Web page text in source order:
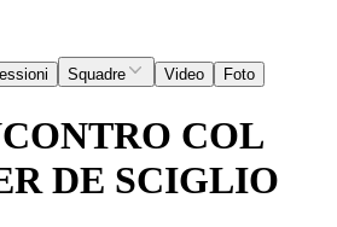
Squadre Video Foto
COL
DE SCIGLIO